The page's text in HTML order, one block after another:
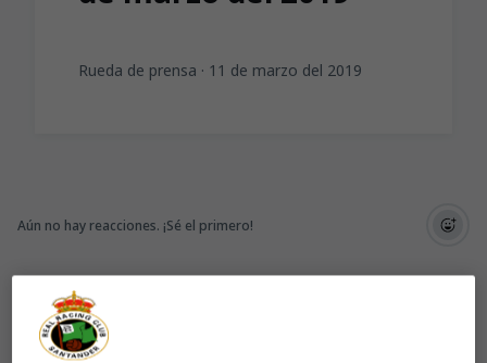
Rueda de prensa · 11 de marzo del 2019
Aún no hay reacciones. ¡Sé el primero!